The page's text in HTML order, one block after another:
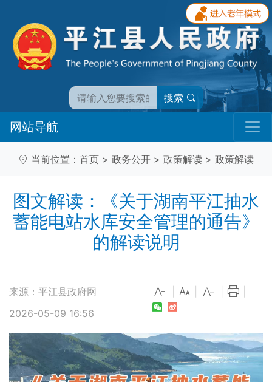
搜索
网站导航
当前位置： 首页 > 政务公开 > 政策解读 > 政策解读
图文解读：《关于湖南平江抽水
蓄能电站水库安全管理的通告》
的解读说明
来源：平江县政府网
2026-05-09 16:56